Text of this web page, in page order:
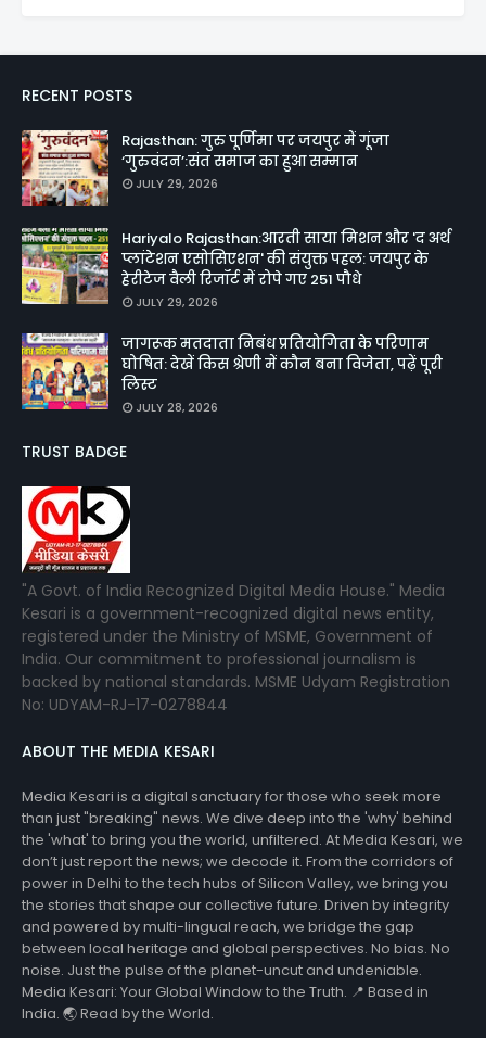
RECENT POSTS
Rajasthan: गुरु पूर्णिमा पर जयपुर में गूंजा
‘गुरुवंदन’:संत समाज का हुआ सम्मान
JULY 29, 2026
Hariyalo Rajasthan:आरती साया मिशन और 'द अर्थ
प्लांटेशन एसोसिएशन' की संयुक्त पहल: जयपुर के
हेरीटेज वैली रिजॉर्ट में रोपे गए 251 पौधे
JULY 29, 2026
जागरूक मतदाता निबंध प्रतियोगिता के परिणाम
घोषित: देखें किस श्रेणी में कौन बना विजेता, पढ़ें पूरी
लिस्ट
JULY 28, 2026
TRUST BADGE
"A Govt. of India Recognized Digital Media House." Media
Kesari is a government-recognized digital news entity,
registered under the Ministry of MSME, Government of
India. Our commitment to professional journalism is
backed by national standards. MSME Udyam Registration
No: UDYAM-RJ-17-0278844
ABOUT THE MEDIA KESARI
Media Kesari is a digital sanctuary for those who seek more
than just "breaking" news. We dive deep into the 'why' behind
the 'what' to bring you the world, unfiltered. At Media Kesari, we
don’t just report the news; we decode it. From the corridors of
power in Delhi to the tech hubs of Silicon Valley, we bring you
the stories that shape our collective future. Driven by integrity
and powered by multi-lingual reach, we bridge the gap
between local heritage and global perspectives. No bias. No
noise. Just the pulse of the planet-uncut and undeniable.
Media Kesari: Your Global Window to the Truth. 📍 Based in
India. 🌏 Read by the World.